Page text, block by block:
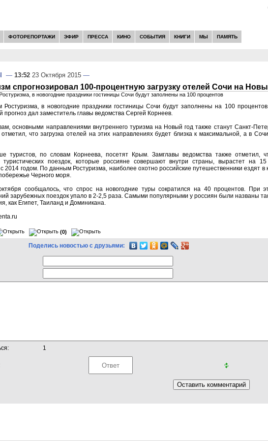
ФОТОРЕПОРТАЖИ ЭФИР ПРЕССА КИНО СОБЫТИЯ КНИГИ МЫ ПАМЯТЬ
— 13:52 23 Октября 2015 —
спрогнозировал 100-процентную загрузку отелей Сочи на
в новогодние праздники гостиницы Сочи будут заполнены на 100 процентов
Ростуризма, в новогодние праздники гостиницы Сочи будут заполнены на 100
прогноз дал заместитель главы ведомства Сергей Корнеев.
основными направлениями внутреннего туризма на Новый год также станут Санкт-
что загрузка отелей на этих направлениях будет близка к максимальной, а в
туристов, по словам Корнеева, посетят Крым. Замглавы ведомства также отметил,
туристических поездок, которые россияне совершают внутри страны, вырастет на
2014 годом. По данным Ростуризма, наиболее охотно российские путешественники ездят
Черного моря.
сообщалось, что спрос на новогодние туры сократился на 40 процентов. При
зарубежных поездок упало в 2-2,5 раза. Самыми популярными у россиян были названы
как Египет, Таиланд и Доминикана.
(0)
Поделись новостью с друзьями:
1